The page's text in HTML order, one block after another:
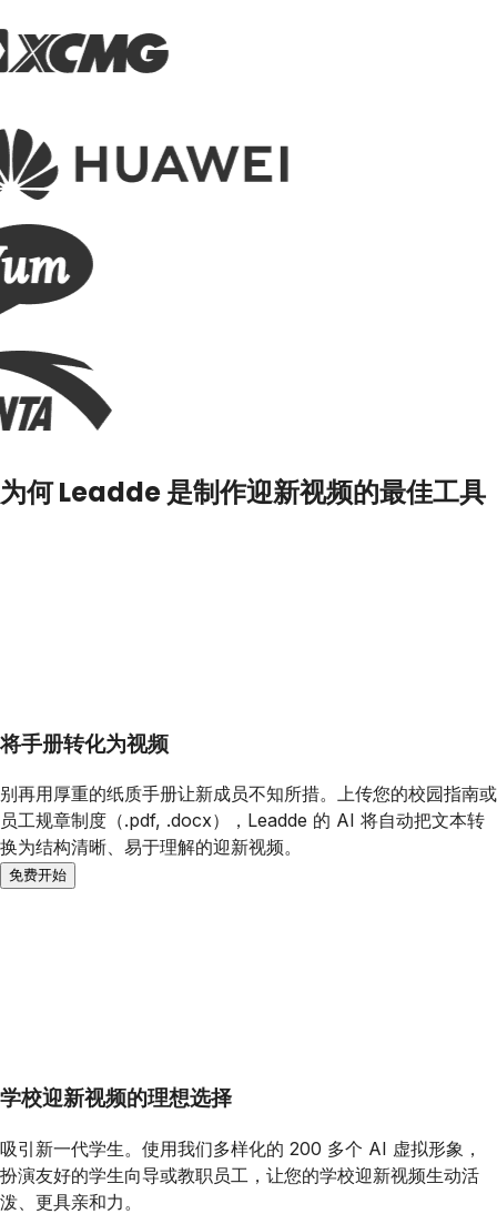
为何 Leadde 是制作迎新视频的最佳工具
将手册转化为视频
别再用厚重的纸质手册让新成员不知所措。上传您的校园指南或
员工规章制度（.pdf, .docx），Leadde 的 AI 将自动把文本转
换为结构清晰、易于理解的迎新视频。
免费开始
学校迎新视频的理想选择
吸引新一代学生。使用我们多样化的 200 多个 AI 虚拟形象，
扮演友好的学生向导或教职员工，让您的学校迎新视频生动活
泼、更具亲和力。